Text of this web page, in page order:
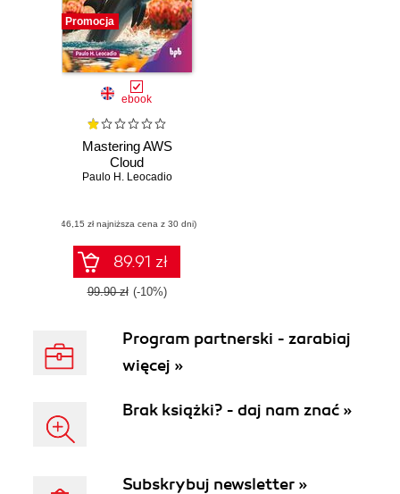
Promocja
ebook
Mastering AWS
Cloud
Paulo H. Leocadio
(46,15 zł najniższa cena z 30 dni)
89.91 zł
99.90 zł (-10%)
Program partnerski - zarabiaj
więcej »
Brak książki? - daj nam znać »
Subskrybuj newsletter »